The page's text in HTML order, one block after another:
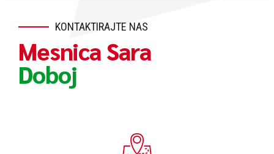
KONTAKTIRAJTE NAS
Mesnica Sara
Doboj